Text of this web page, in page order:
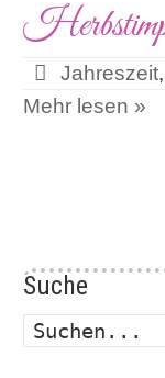
Jahreszeit
Mehr lesen »
Suche